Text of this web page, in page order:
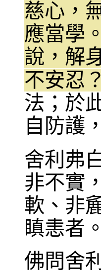
慈心，
應當學
說，解
不安忍？
法；於
自防護，
舍利弗
非不實
軟、非
瞋恚者
佛問舍